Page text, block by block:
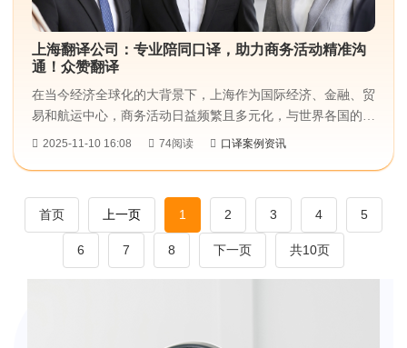
上海翻译公司：专业陪同口译，助力商务活动精准沟
通！众赞翻译
在当今经济全球化的大背景下，上海作为国际经济、金融、贸
易和航运中心，商务活动日益频繁且多元化，与世界各国的交
流合作愈发紧密。然而，语言差异常常成为商务沟通中的一道
商务活动的精准沟通提供了坚实保障。...
2025-11-10 16:08 74阅读 口译案例资讯
首页 上一页 1 2 3 4 5
6 7 8 下一页 共10页